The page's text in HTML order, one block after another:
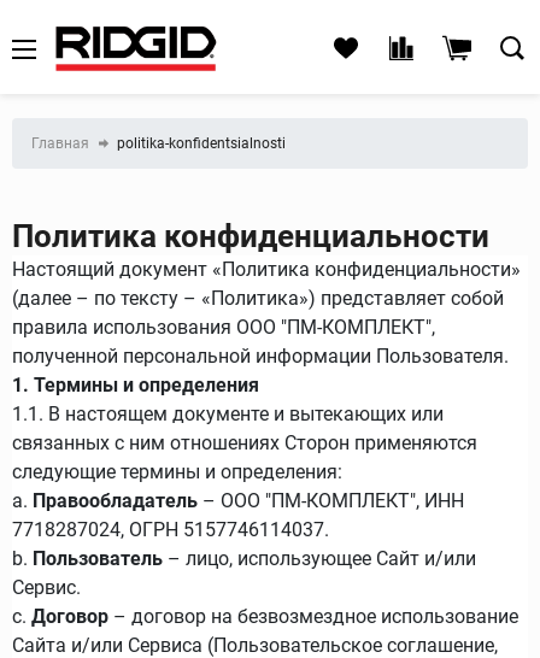
Главная politika-konfidentsialnosti
Политика конфиденциальности
Настоящий документ «Политика конфиденциальности»
(далее – по тексту – «Политика») представляет собой
правила использования ООО "ПМ-КОМПЛЕКТ",
полученной персональной информации Пользователя.
1. Термины и определения
1.1. В настоящем документе и вытекающих или
связанных с ним отношениях Сторон применяются
следующие термины и определения:
a. Правообладатель – ООО "ПМ-КОМПЛЕКТ", ИНН
7718287024, ОГРН 5157746114037.
b. Пользователь – лицо, использующее Сайт и/или
Сервис.
c. Договор – договор на безвозмездное использование
Сайта и/или Сервиса (Пользовательское соглашение,